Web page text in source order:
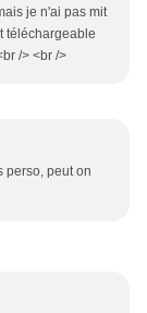
je n'ai pas mit
téléchargeable
/> <br />
perso, peut on